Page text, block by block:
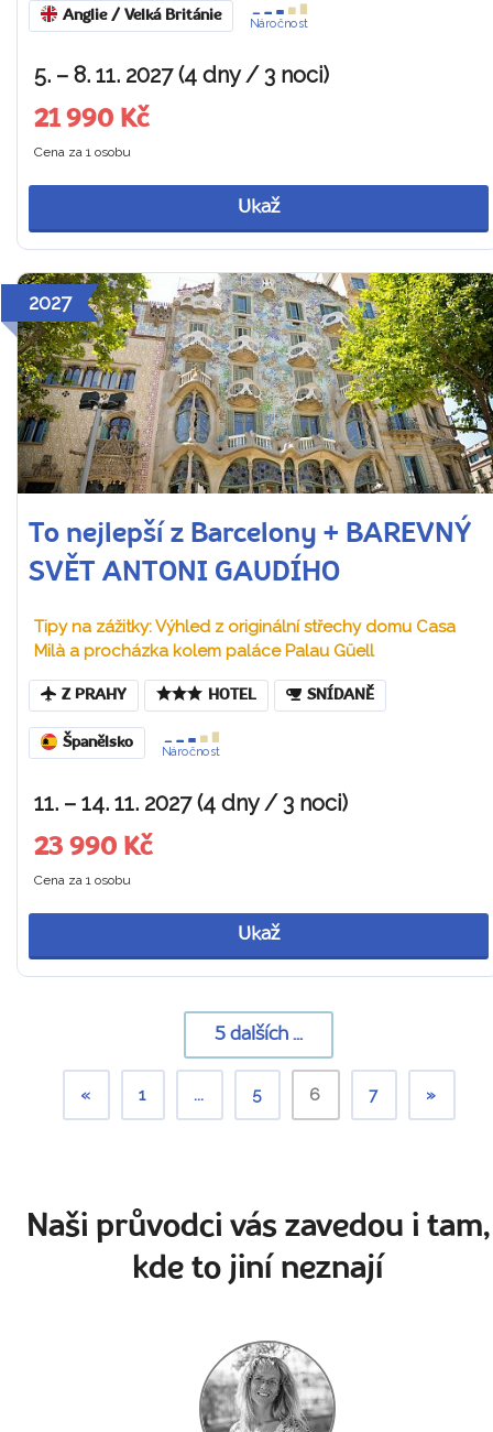
Anglie / Velká Británie
Náročnost
5. – 8. 11. 2027 (4 dny / 3 noci)
21 990 Kč
Cena za 1 osobu
Ukaž
2027
To nejlepší z Barcelony + BAREVNÝ
SVĚT ANTONI GAUDÍHO
Tipy na zážitky: Výhled z originální střechy domu Casa
Milà a procházka kolem paláce Palau Güell
Z PRAHY HOTEL SNÍDANĚ
Španělsko
Náročnost
11. – 14. 11. 2027 (4 dny / 3 noci)
23 990 Kč
Cena za 1 osobu
Ukaž
5 dalších ...
« 1 ... 5 6 7 »
Naši průvodci vás zavedou i tam,
kde to jiní neznají